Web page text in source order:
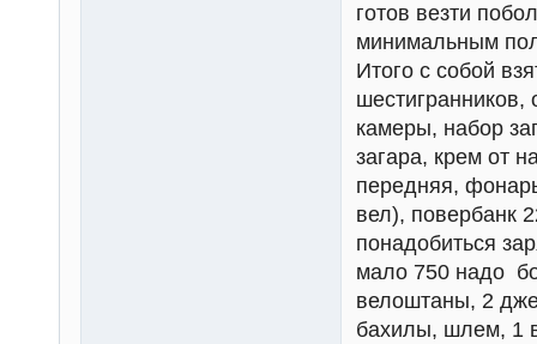
готов везти
минимальным
Итого с собой
камеры, набор
загара, крем от
передняя,
вел), повербанк
понадобиться
мало 750 надо
велоштаны, 2
бахилы, шлем, 1